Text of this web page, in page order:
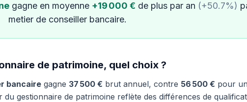
gagne en moyenne +19 000 € de plus par an (+50.7%)
metier de conseiller bancaire.
de patrimoine, quel choix ?
bancaire gagne 37 500 € brut annuel, contre 56 500 € pour un
du gestionnaire de patrimoine reflète des différences de